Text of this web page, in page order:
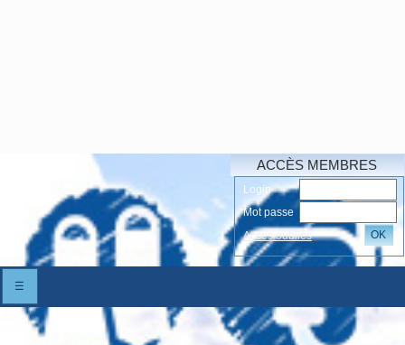
ACCÈS MEMBRES
Login
Mot passe
Accés oubliés
OK
☰